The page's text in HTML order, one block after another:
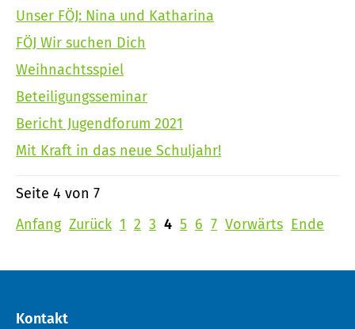
Unser FÖJ: Nina und Katharina
FÖJ Wir suchen Dich
Weihnachtsspiel
Beteiligungsseminar
Bericht Jugendforum 2021
Mit Kraft in das neue Schuljahr!
Seite 4 von 7
Anfang Zurück 1 2 3 4 5 6 7 Vorwärts Ende
Kontakt